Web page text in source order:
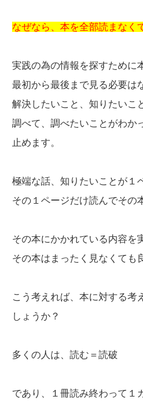
なぜなら、本を全部読まなく
実践の為の情報を探すために
最初から最後まで見る必要は
解決したいこと、知りたいこ
調べて、調べたいことがわか
止めます。
極端な話、知りたいことが１
その１ページだけ読んでその
その本にかかれている内容を
その本はまったく見なくても
こう考えれば、本に対する考
しょうか？
多くの人は、読む＝読破
であり、１冊読み終わって１